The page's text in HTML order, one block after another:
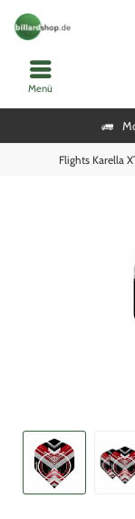
Menü
Flights Karella